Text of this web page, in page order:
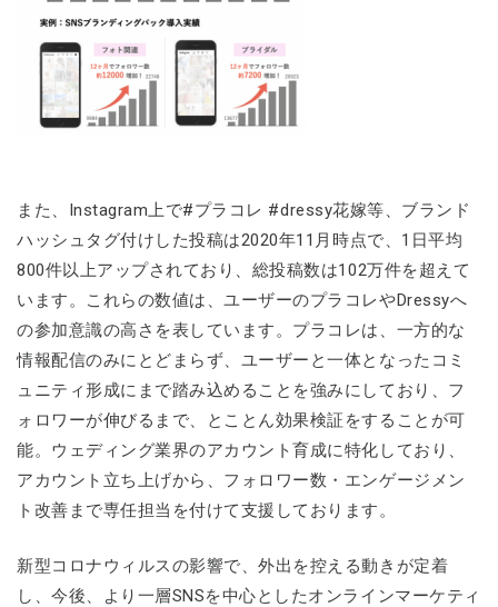
また、Instagram上で#プラコレ #dressy花嫁等、ブランド
ハッシュタグ付けした投稿は2020年11月時点で、1日平均
800件以上アップされており、総投稿数は102万件を超えて
います。これらの数値は、ユーザーのプラコレやDressyへ
の参加意識の高さを表しています。プラコレは、一方的な
情報配信のみにとどまらず、ユーザーと一体となったコミ
ュニティ形成にまで踏み込めることを強みにしており、フ
ォロワーが伸びるまで、とことん効果検証をすることが可
能。ウェディング業界のアカウント育成に特化しており、
アカウント立ち上げから、フォロワー数・エンゲージメン
ト改善まで専任担当を付けて支援しております。
新型コロナウィルスの影響で、外出を控える動きが定着
し、今後、より一層SNSを中心としたオンラインマーケティ